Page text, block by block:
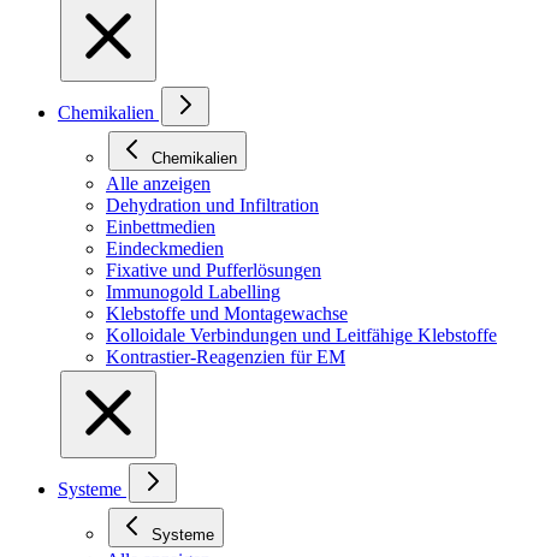
Chemikalien
Chemikalien
Alle anzeigen
Dehydration und Infiltration
Einbettmedien
Eindeckmedien
Fixative und Pufferlösungen
Immunogold Labelling
Klebstoffe und Montagewachse
Kolloidale Verbindungen und Leitfähige Klebstoffe
Kontrastier-Reagenzien für EM
Systeme
Systeme